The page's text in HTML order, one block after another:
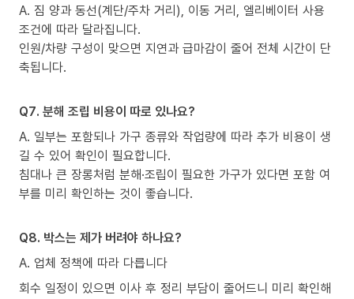
A. 짐 양과 동선(계단/주차 거리), 이동 거리, 엘리베이터 사용
조건에 따라 달라집니다.
인원/차량 구성이 맞으면 지연과 급마감이 줄어 전체 시간이 단
축됩니다.
Q7. 분해 조립 비용이 따로 있나요?
A. 일부는 포함되나 가구 종류와 작업량에 따라 추가 비용이 생
길 수 있어 확인이 필요합니다.
침대나 큰 장롱처럼 분해·조립이 필요한 가구가 있다면 포함 여
부를 미리 확인하는 것이 좋습니다.
Q8. 박스는 제가 버려야 하나요?
A. 업체 정책에 따라 다릅니다
회수 일정이 있으면 이사 후 정리 부담이 줄어드니 미리 확인해